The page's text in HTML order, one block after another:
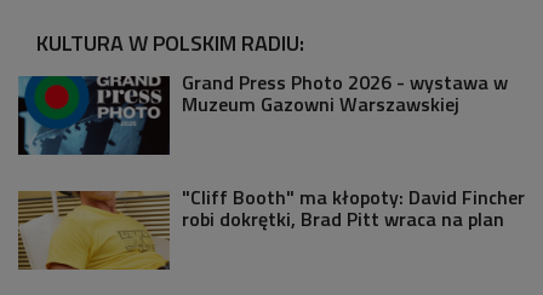
KULTURA W POLSKIM RADIU:
Grand Press Photo 2026 - wystawa w
Muzeum Gazowni Warszawskiej
"Cliff Booth" ma kłopoty: David Fincher
robi dokrętki, Brad Pitt wraca na plan